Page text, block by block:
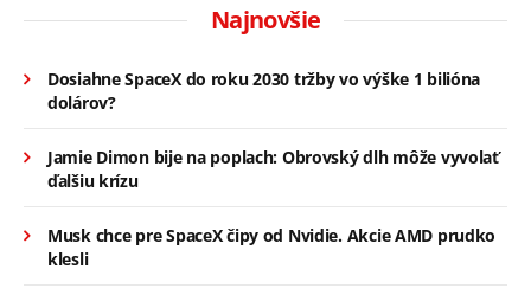
Najnovšie
Dosiahne SpaceX do roku 2030 tržby vo výške 1 bilióna
dolárov?
Jamie Dimon bije na poplach: Obrovský dlh môže vyvolať
ďalšiu krízu
Musk chce pre SpaceX čipy od Nvidie. Akcie AMD prudko
klesli